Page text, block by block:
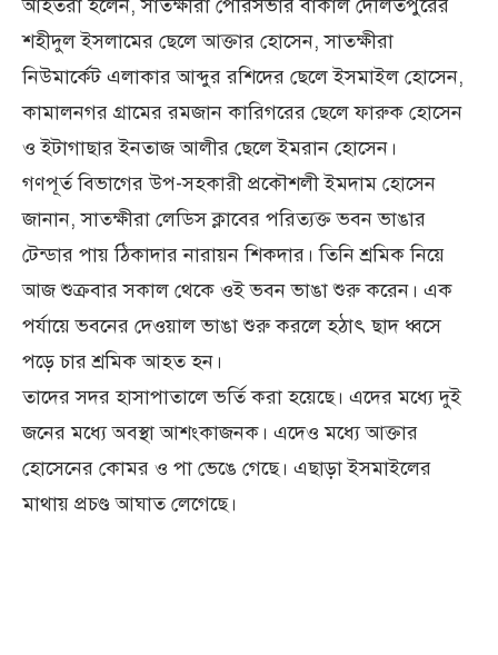
আহতরা হলেন, সাতক্ষীরা পৌরসভার বাকাল দৌলতপুরের
শহীদুল ইসলামের ছেলে আক্তার হোসেন, সাতক্ষীরা
নিউমার্কেট এলাকার আব্দুর রশিদের ছেলে ইসমাইল হোসেন,
কামালনগর গ্রামের রমজান কারিগরের ছেলে ফারুক হোসেন
ও ইটাগাছার ইনতাজ আলীর ছেলে ইমরান হোসেন।
গণপূর্ত বিভাগের উপ-সহকারী প্রকৌশলী ইমদাম হোসেন
জানান, সাতক্ষীরা লেডিস ক্লাবের পরিত্যক্ত ভবন ভাঙার
টেন্ডার পায় ঠিকাদার নারায়ন শিকদার। তিনি শ্রমিক নিয়ে
আজ শুক্রবার সকাল থেকে ওই ভবন ভাঙা শুরু করেন। এক
পর্যায়ে ভবনের দেওয়াল ভাঙা শুরু করলে হঠাৎ ছাদ ধ্বসে
পড়ে চার শ্রমিক আহত হন।
তাদের সদর হাসাপাতালে ভর্তি করা হয়েছে। এদের মধ্যে দুই
জনের মধ্যে অবস্থা আশংকাজনক। এদেও মধ্যে আক্তার
হোসেনের কোমর ও পা ভেঙে গেছে। এছাড়া ইসমাইলের
মাথায় প্রচণ্ড আঘাত লেগেছে।